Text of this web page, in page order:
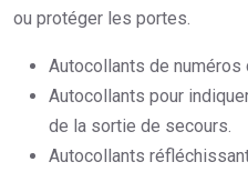
ou protéger les portes.
Autocollants de
Autocollants pour
de la sortie de secours.
Autocollants